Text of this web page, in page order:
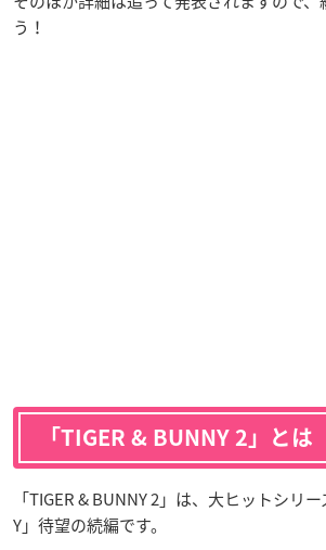
う！
「TIGER & BUNNY 2」とは
「TIGER & BUNNY 2」は、大ヒットシリ
Y」待望の続編です。